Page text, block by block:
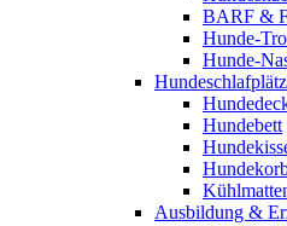
BARF &
Hunde-
Hunde-
Hundebett
Ausbildung &